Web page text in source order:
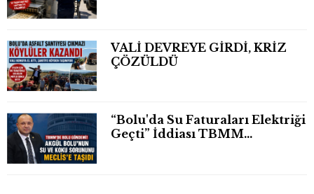
VALİ DEVREYE GİRDİ, KRİZ
ÇÖZÜLDÜ
“Bolu'da Su Faturaları Elektriği
Geçti” İddiası TBMM